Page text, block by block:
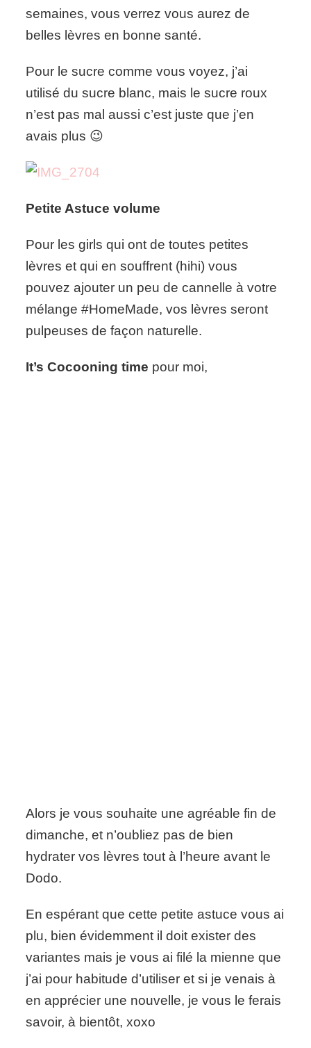
semaines, vous verrez vous aurez de
belles lèvres en bonne santé.
Pour le sucre comme vous voyez, j’ai
utilisé du sucre blanc, mais le sucre roux
n’est pas mal aussi c’est juste que j’en
avais plus 😉
Petite Astuce volume
Pour les girls qui ont de toutes petites
lèvres et qui en souffrent (hihi) vous
pouvez ajouter un peu de cannelle à votre
mélange #HomeMade, vos lèvres seront
pulpeuses de façon naturelle.
It’s Cocooning time pour moi,
Alors je vous souhaite une agréable fin de
dimanche, et n’oubliez pas de bien
hydrater vos lèvres tout à l’heure avant le
Dodo.
En espérant que cette petite astuce vous ai
plu, bien évidemment il doit exister des
variantes mais je vous ai filé la mienne que
j’ai pour habitude d’utiliser et si je venais à
en apprécier une nouvelle, je vous le ferais
savoir, à bientôt, xoxo